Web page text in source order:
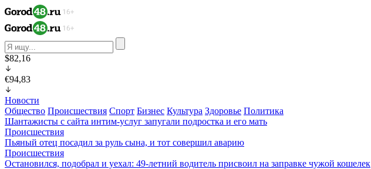
$82,16
€94,83
Новости
Общество Происшествия Спорт Бизнес Культура Здоровье Политика
Шантажисты с сайта интим-услуг запугали подростка и его мать
Происшествия
Пьяный отец посадил за руль сына, и тот совершил аварию
Происшествия
Остановился, подобрал и уехал: 49-летний водитель присвоил на заправке чужой кошелек